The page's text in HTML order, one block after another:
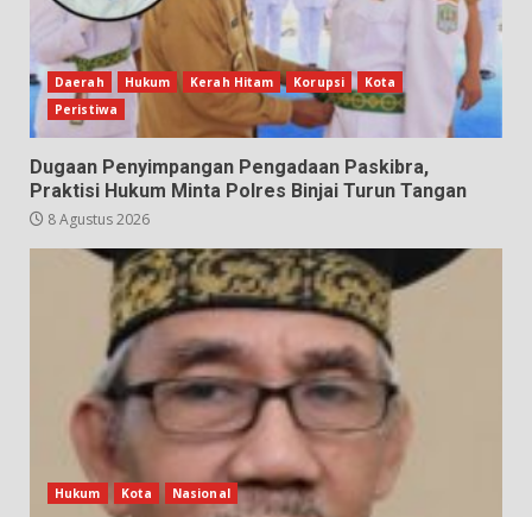
Daerah Hukum Kerah Hitam Korupsi
Kota
Peristiwa
Dugaan Penyimpangan Pengadaan Paskibra,
Praktisi Hukum Minta Polres Binjai Turun Tangan
8 Agustus 2026
Hukum Kota Nasional